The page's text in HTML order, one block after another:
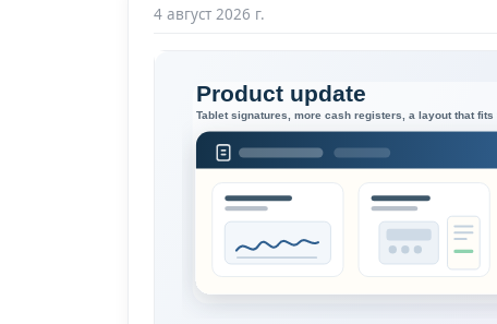
4 август 2026 г.